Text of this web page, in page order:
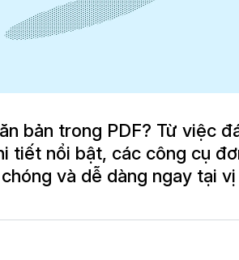
bản trong PDF? Từ việc
tiết nổi bật, các công cụ
và dễ dàng ngay tại